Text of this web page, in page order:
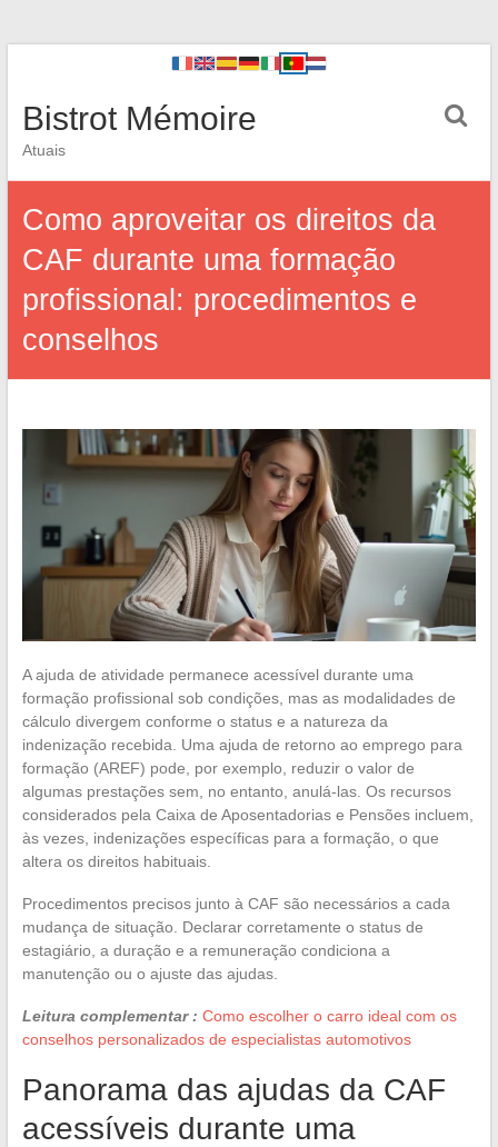
Bistrot Mémoire
Atuais
Como aproveitar os direitos da
CAF durante uma formação
profissional: procedimentos e
conselhos
A ajuda de atividade permanece acessível durante uma
formação profissional sob condições, mas as modalidades de
cálculo divergem conforme o status e a natureza da
indenização recebida. Uma ajuda de retorno ao emprego para
formação (AREF) pode, por exemplo, reduzir o valor de
algumas prestações sem, no entanto, anulá-las. Os recursos
considerados pela Caixa de Aposentadorias e Pensões incluem,
às vezes, indenizações específicas para a formação, o que
altera os direitos habituais.
Procedimentos precisos junto à CAF são necessários a cada
mudança de situação. Declarar corretamente o status de
estagiário, a duração e a remuneração condiciona a
manutenção ou o ajuste das ajudas.
Leitura complementar : Como escolher o carro ideal com os
conselhos personalizados de especialistas automotivos
Panorama das ajudas da CAF
acessíveis durante uma